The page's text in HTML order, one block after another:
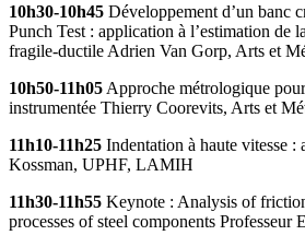
10h30-10h45 Développement d’un banc
Punch Test : application à l’estimation de
fragile-ductile Adrien Van Gorp, Arts et
10h50-11h05 Approche métrologique
instrumentée Thierry Coorevits, Arts et
11h10-11h25 Indentation à haute vitesse :
Kossman, UPHF, LAMIH
11h30-11h55 Keynote : Analysis of
processes of steel components Professeur